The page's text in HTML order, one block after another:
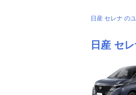
日産 セレナ の
日産 セ